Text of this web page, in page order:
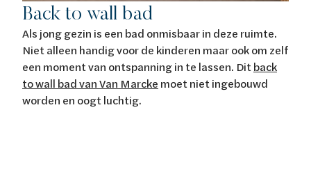
Back to wall bad
Als jong gezin is een bad onmisbaar in deze ruimte.
Niet alleen handig voor de kinderen maar ook om zelf
een moment van ontspanning in te lassen. Dit back
to wall bad van Van Marcke moet niet ingebouwd
worden en oogt luchtig.